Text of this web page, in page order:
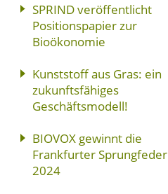
SPRIND veröffentlicht
Positionspapier zur
Bioökonomie
Kunststoff aus Gras: ein
zukunftsfähiges
Geschäftsmodell!
BIOVOX gewinnt die
Frankfurter Sprungfeder
2024